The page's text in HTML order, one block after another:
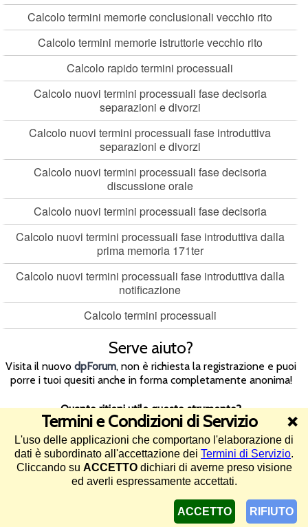
Calcolo termini memorie conclusionali vecchio rito
Calcolo termini memorie istruttorie vecchio rito
Calcolo rapido termini processuali
Calcolo nuovi termini processuali fase decisoria
separazioni e divorzi
Calcolo nuovi termini processuali fase introduttiva
separazioni e divorzi
Calcolo nuovi termini processuali fase decisoria
discussione orale
Calcolo nuovi termini processuali fase decisoria
Calcolo nuovi termini processuali fase introduttiva dalla
prima memoria 171ter
Calcolo nuovi termini processuali fase introduttiva dalla
notificazione
Calcolo termini processuali
Serve aiuto?
Visita il nuovodpForum, non è richiesta la registrazione e puoi
porre i tuoi quesiti anche in forma completamente anonima!
Quanto ritieni utile questo strumento?
4.5/5 (639 voti)
©2013-2026 Diritto Pratico -Termini di Servizio e informativa sul
pagina generata in 0.008 secondi in data 6 agosto 2026 (IUG:6Y-877453) - 1649 utenti online
Termini e Condizioni di Servizio ❌
L'uso delle applicazioni che comportano l'elaborazione di
dati è subordinato all'accettazione dei Termini di Servizio.
Cliccando su ACCETTOdichiari di averne preso visione
ed averli espressamente accettati.
RIFIUTO
ACCETTO